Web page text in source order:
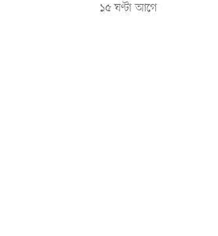
১৫ ঘণ্টা আগে